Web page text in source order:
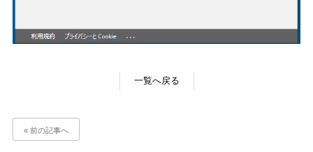
一覧へ戻る
« 前の記事へ